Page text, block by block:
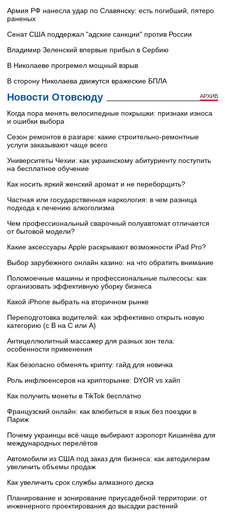
Армия РФ нанесла удар по Славянску: есть погибший, пятеро
раненых
Сенат США поддержал "адские санкции" против России
Владимир Зеленский впервые прибыл в Сербию
В Николаеве прогремел мощный взрыв
В сторону Николаева движутся вражеские БПЛА
Новости Отовсюду АРХИВ
Когда пора менять велосипедные покрышки: признаки износа
и ошибки выбора
Сезон ремонтов в разгаре: какие строительно-ремонтные
услуги заказывают чаще всего
Университеты Чехии: как украинскому абитуриенту поступить
на бесплатное обучение
Как носить яркий женский аромат и не переборщить?
Частная или государственная наркология: в чем разница
подхода к лечению алкоголизма
Чем профессиональный сварочный полуавтомат отличается
от бытовой модели?
Какие аксессуары Apple раскрывают возможности iPad Pro?
Выбор зарубежного онлайн казино: на что обратить внимание
Поломоечные машины и профессиональные пылесосы: как
организовать эффективную уборку бизнеса
Какой iPhone выбрать на вторичном рынке
Переподготовка водителей: как эффективно открыть новую
категорию (с B на C или А)
Антицеллюлитный массажер для разных зон тела:
особенности применения
Как безопасно обменять крипту: гайд для новичка
Роль инфлюенсеров на крипторынке: DYOR vs хайп
Как получить монеты в TikTok бесплатно
Французский онлайн: как влюбиться в язык без поездки в
Париж
Почему украинцы всё чаще выбирают аэропорт Кишинёва для
международных перелётов
Автомобили из США под заказ для бизнеса: как автодилерам
увеличить объемы продаж
Как увеличить срок службы алмазного диска
Планирование и зонирование приусадебной территории: от
инженерного проектирования до высадки растений